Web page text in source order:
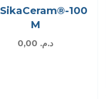
SikaCeram®-100
M
د.م.